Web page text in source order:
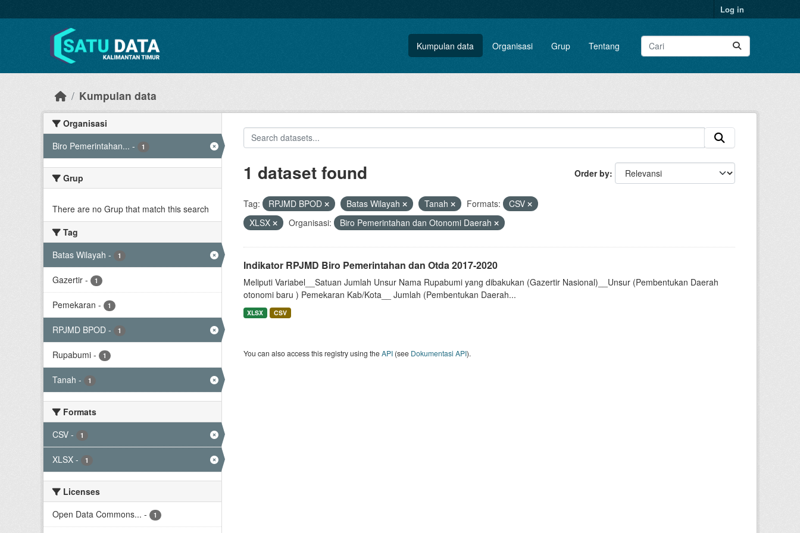
Log in
Kumpulan data Organisasi Grup Tentang
Kumpulan data
Organisasi
Biro Pemerintahan... - 1
Grup
There are no Grup that match this search
Tag
Batas Wilayah - 1
Gazertir - 1
Pemekaran - 1
RPJMD BPOD - 1
Rupabumi - 1
Tanah - 1
Formats
CSV - 1
XLSX - 1
Licenses
Open Data Commons... - 1
Order by
1 dataset found
Tag: RPJMD BPOD Batas Wilayah Tanah Formats:
CSV
XLSX
Organisasi: Biro Pemerintahan dan Otonomi Daerah
Indikator RPJMD Biro Pemerintahan dan Otda 2017-2020
Meliputi Variabel__Satuan Jumlah Unsur Nama Rupabumi yang dibakukan (Gazertir Nasional)__Unsur (Pembentukan Daerah
otonomi baru ) Pemekaran Kab/Kota__ Jumlah (Pembentukan Daerah...
XLSX CSV
You can also access this registry using theAPI(see Dokumentasi API).